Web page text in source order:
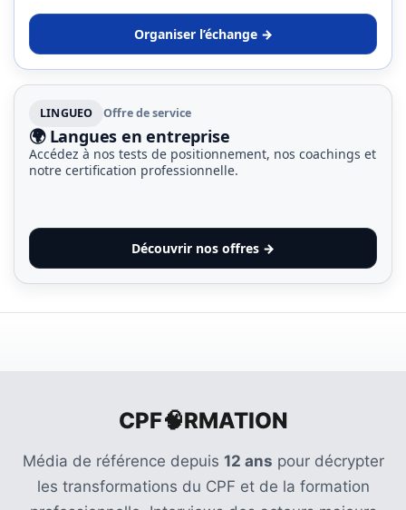
Organiser l’échange →
LINGUEO Offre de service
🌍 Langues en entreprise
Accédez à nos tests de positionnement, nos coachings et
notre certification professionnelle.
Découvrir nos offres →
CPF🧠RMATION
Média de référence depuis 12 ans pour décrypter
les transformations du CPF et de la formation